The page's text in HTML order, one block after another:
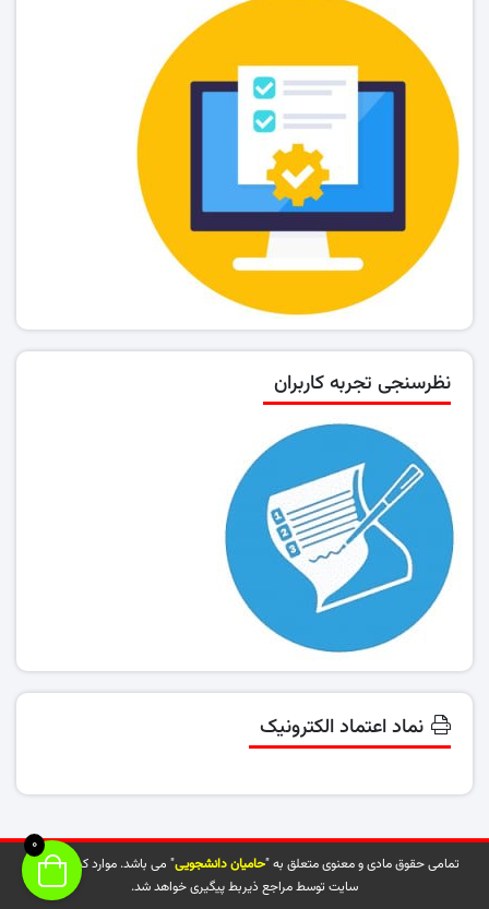
نظرسنجی تجربه کاربران
نماد اعتماد الکترونیک
تمامی حقوق مادی و معنوی متعلق به "حامیان دانشجویی" می باشد. موارد کپی شده از
سایت توسط مراجع ذیربط پیگیری خواهد شد.
0